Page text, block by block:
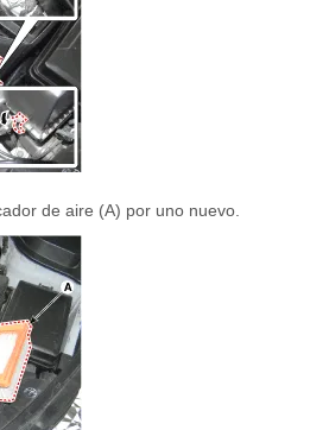
de aire (A) por uno nuevo.